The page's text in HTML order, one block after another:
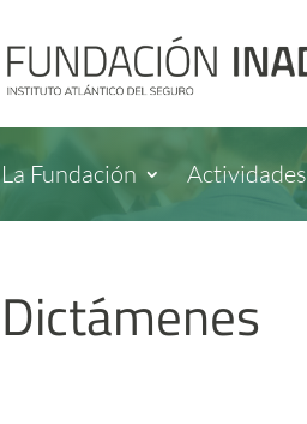
La Fundación Actividades
Dictámenes